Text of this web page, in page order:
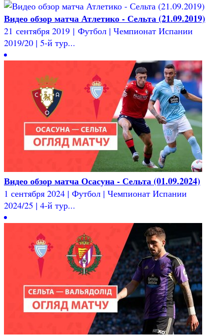
Видео обзор матча Атлетико - Сельта (21.09.2019)
21 сентября 2019 | Футбол | Чемпионат Испании
2019/20 | 5-й тур...
Видео обзор матча Осасуна - Сельта (01.09.2024)
1 сентября 2024 | Футбол | Чемпионат Испании
2024/25 | 4-й тур...